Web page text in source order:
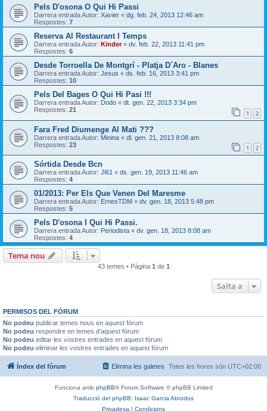
Pels D'osona O Qui Hi Passi
Darrera entrada Autor: Xavier « dg. feb. 24, 2013 12:46 am
Respostes: 7
Reserva Al Restaurant I Temps
Darrera entrada Autor: Kinder« dv. feb. 22, 2013 11:41 pm
Respostes: 6
Desde Torroella De Montgrí - Platja D´Aro - Blanes
Darrera entrada Autor: Jesus « ds. feb. 16, 2013 3:41 pm
Respostes: 10
Pels Del Bages O Qui Hi Pasi !!!
Darrera entrada Autor: Dodo « dt. gen. 22, 2013 3:34 pm
Respostes: 21 1 2
Fara Fred Diumenge Al Mati ???
Darrera entrada Autor: Minina « dl. gen. 21, 2013 8:08 am
Respostes: 23 1 2
Sórtida Desde Bcn
Darrera entrada Autor: Jl61 « ds. gen. 19, 2013 11:46 am
Respostes: 4
01/2013: Per Els Que Venen Del Maresme
Darrera entrada Autor: ErnesTDM « dv. gen. 18, 2013 5:48 pm
Respostes: 5
Pels D'osona I Qui Hi Passi.
Darrera entrada Autor: Periodista « dv. gen. 18, 2013 8:08 am
Respostes: 4
Tema nou
43 temes • Pàgina 1 de 1
Salta a
PERMISOS DEL FÒRUM
No podeu publicar temes nous en aquest fòrum
No podeu respondre en temes d’aquest fòrum
No podeu editar les vostres entrades en aquest fòrum
No podeu eliminar les vostres entrades en aquest fòrum
Índex del fòrum Totes les hores són UTC+02:00
Elimina les galetes
Funciona amb phpBB® Forum Software © phpBB Limited
Traducció del phpBB: Isaac Garcia Abrodos
Privadesa | Condicions